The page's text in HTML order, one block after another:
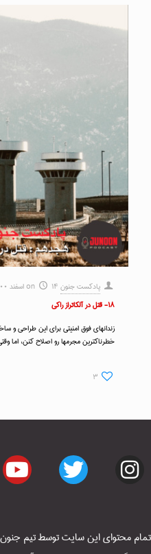
پادکست جنون on
۱۴ اسفند ۱۴۰۰
۱۸- قتل در آلکاتراز راکی
زندانهای فوق امنیتی برای این طراحی و
خطرناکترین مجرمها رو اصلاح کنن، اما
۳
تمام محتوای این سایت توسط تیم